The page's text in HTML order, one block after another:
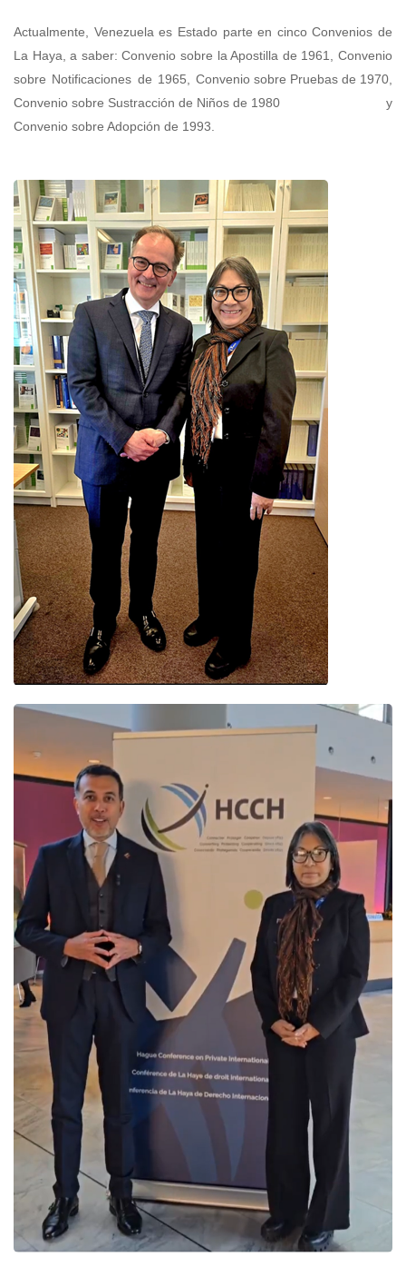
Actualmente, Venezuela es Estado parte en cinco Convenios de
La Haya, a saber: Convenio sobre la Apostilla de 1961, Convenio
sobre Notificaciones de 1965, Convenio sobre Pruebas de 1970
Convenio sobre Sustracción de Niños de 1980 y
Convenio sobre Adopción de 1993